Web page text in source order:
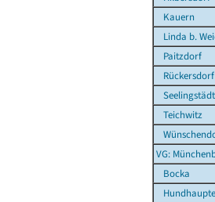
Kauern
Linda b.
Paitzdorf
Rückersdorf
Seelingstädt
Teichwitz
VG:
Bocka